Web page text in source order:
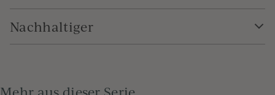
Nachhaltiger
Mehr aus dieser Serie